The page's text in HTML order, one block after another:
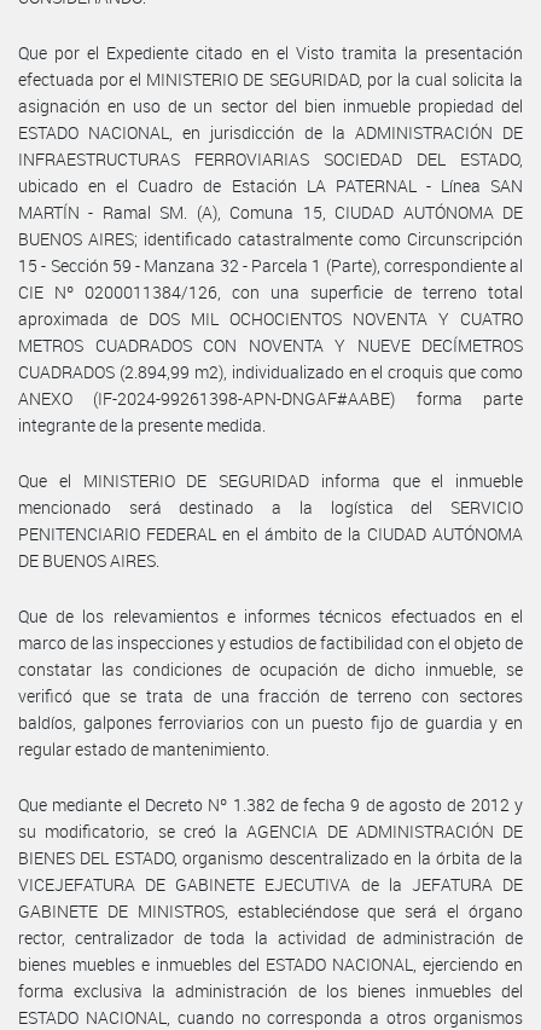
Que por el Expediente citado en el Visto tramita la presentación
efectuada por el MINISTERIO DE SEGURIDAD, por la cual solicita la
asignación en uso de un sector del bien inmueble propiedad del
ESTADO NACIONAL, en jurisdicción de la ADMINISTRACIÓN DE
INFRAESTRUCTURAS FERROVIARIAS SOCIEDAD DEL ESTADO,
ubicado en el Cuadro de Estación LA PATERNAL - Línea SAN
MARTÍN - Ramal SM. (A), Comuna 15, CIUDAD AUTÓNOMA DE
BUENOS AIRES; identificado catastralmente como Circunscripción
15 - Sección 59 - Manzana 32 - Parcela 1 (Parte), correspondiente al
CIE Nº 0200011384/126, con una superficie de terreno total
aproximada de DOS MIL OCHOCIENTOS NOVENTA Y CUATRO
METROS CUADRADOS CON NOVENTA Y NUEVE DECÍMETROS
CUADRADOS (2.894,99 m2), individualizado en el croquis que como
ANEXO (IF-2024-99261398-APN-DNGAF#AABE) forma parte
integrante de la presente medida.
Que el MINISTERIO DE SEGURIDAD informa que el inmueble
mencionado será destinado a la logística del SERVICIO
PENITENCIARIO FEDERAL en el ámbito de la CIUDAD AUTÓNOMA
DE BUENOS AIRES.
Que de los relevamientos e informes técnicos efectuados en el
marco de las inspecciones y estudios de factibilidad con el objeto de
constatar las condiciones de ocupación de dicho inmueble, se
verificó que se trata de una fracción de terreno con sectores
baldíos, galpones ferroviarios con un puesto fijo de guardia y en
regular estado de mantenimiento.
Que mediante el Decreto Nº 1.382 de fecha 9 de agosto de 2012 y
su modificatorio, se creó la AGENCIA DE ADMINISTRACIÓN DE
BIENES DEL ESTADO, organismo descentralizado en la órbita de la
VICEJEFATURA DE GABINETE EJECUTIVA de la JEFATURA DE
GABINETE DE MINISTROS, estableciéndose que será el órgano
rector, centralizador de toda la actividad de administración de
bienes muebles e inmuebles del ESTADO NACIONAL, ejerciendo en
forma exclusiva la administración de los bienes inmuebles del
ESTADO NACIONAL, cuando no corresponda a otros organismos